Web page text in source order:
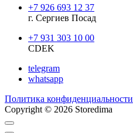
+7 926 693 12 37
г. Сергиев Посад
+7 931 303 10 00
CDEK
telegram
whatsapp
Политика конфиденциальности
Copyright © 2026 Storedima